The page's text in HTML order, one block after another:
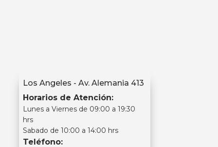
Los Angeles - Av. Alemania 413
Horarios de Atención:
Lunes a Viernes de 09:00 a 19:30
hrs
Sabado de 10:00 a 14:00 hrs
Teléfono: